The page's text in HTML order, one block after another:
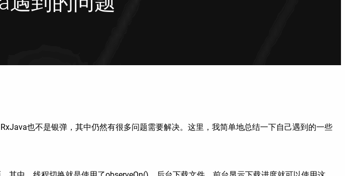
也不是银弹，其中仍然有很多问题需要解决。这里，我简单地总结一下自己遇到的一些